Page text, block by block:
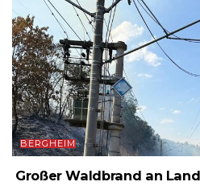
BERGHEIM
Großer Waldbrand an